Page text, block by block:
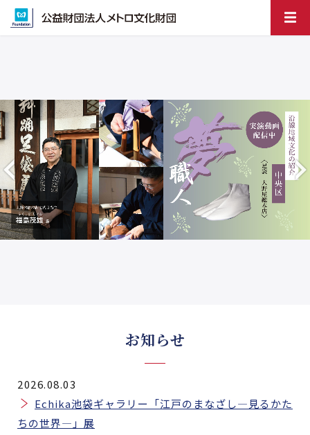
お知らせ
2026.08.03
Echika池袋ギャラリー「江戸のまなざし―見るかた
ちの世界―」展